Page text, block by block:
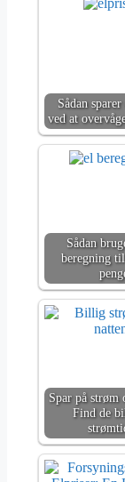
Sådan
ved at
Sådan
beregning
Spar på strøm
Find de